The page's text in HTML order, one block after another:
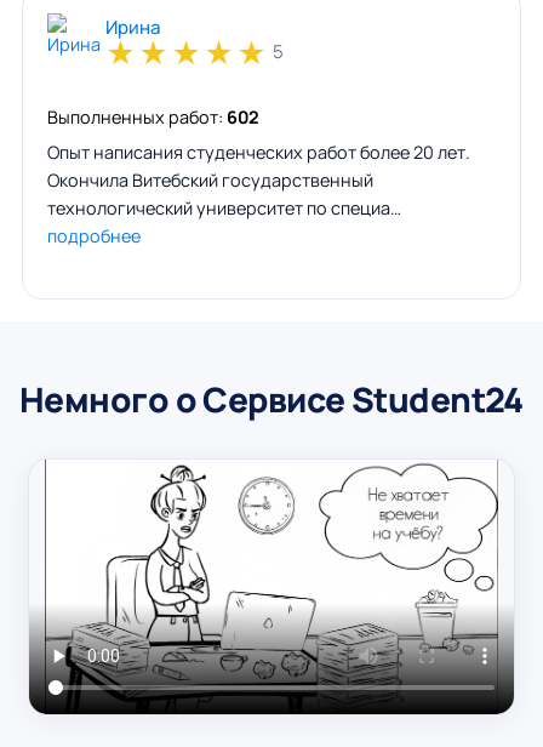
Ирина
★★★★★ 5
Выполненных работ: 602
Опыт написания студенческих работ более 20 лет.
Окончила Витебский государственный
технологический университет по специа…
подробнее
Немного о Сервисе Student24